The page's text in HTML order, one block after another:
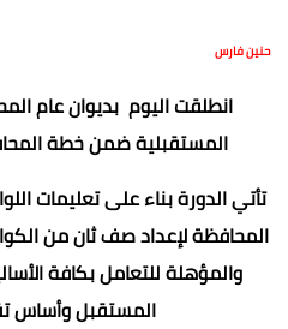
حنين فارس
انطلقت اليوم بديوان عام
المستقبلية ضمن خطة المحافظة
تأتي الدورة بناء على تعليمات
المحافظة لإعداد صف ثان من
والمؤهلة للتعامل بكافة
المستقبل وأساس